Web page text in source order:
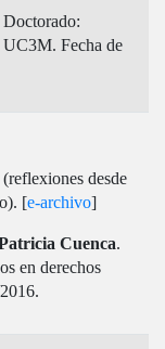
Doctorado:
UC3M. Fecha de
desde
[e-archivo]
Cuenca.
en derechos